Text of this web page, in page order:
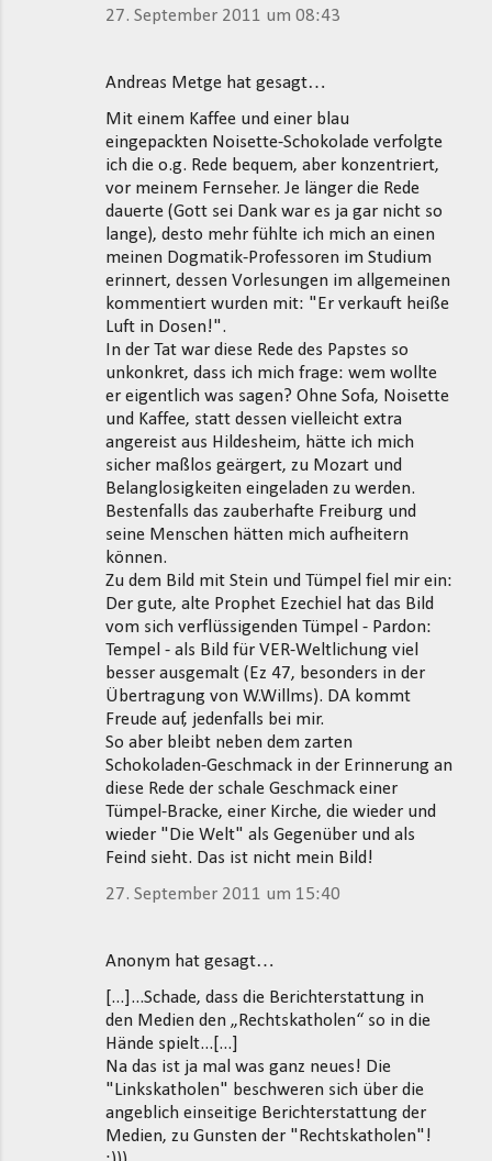
27. September 2011 um 08:43
Andreas Metge hat gesagt…
Mit einem Kaffee und einer blau
eingepackten Noisette-Schokolade verfolgte
ich die o.g. Rede bequem, aber konzentriert,
vor meinem Fernseher. Je länger die Rede
dauerte (Gott sei Dank war es ja gar nicht so
lange), desto mehr fühlte ich mich an einen
meinen Dogmatik-Professoren im Studium
erinnert, dessen Vorlesungen im allgemeinen
kommentiert wurden mit: "Er verkauft heiße
Luft in Dosen!".
In der Tat war diese Rede des Papstes so
unkonkret, dass ich mich frage: wem wollte
er eigentlich was sagen? Ohne Sofa, Noisette
und Kaffee, statt dessen vielleicht extra
angereist aus Hildesheim, hätte ich mich
sicher maßlos geärgert, zu Mozart und
Belanglosigkeiten eingeladen zu werden.
Bestenfalls das zauberhafte Freiburg und
seine Menschen hätten mich aufheitern
können.
Zu dem Bild mit Stein und Tümpel fiel mir ein:
Der gute, alte Prophet Ezechiel hat das Bild
vom sich verflüssigenden Tümpel - Pardon:
Tempel - als Bild für VER-Weltlichung viel
besser ausgemalt (Ez 47, besonders in der
Übertragung von W.Willms). DA kommt
Freude auf, jedenfalls bei mir.
So aber bleibt neben dem zarten
Schokoladen-Geschmack in der Erinnerung an
diese Rede der schale Geschmack einer
Tümpel-Bracke, einer Kirche, die wieder und
wieder "Die Welt" als Gegenüber und als
Feind sieht. Das ist nicht mein Bild!
27. September 2011 um 15:40
Anonym hat gesagt…
[...]...Schade, dass die Berichterstattung in
den Medien den „Rechtskatholen“ so in die
Hände spielt...[...]
Na das ist ja mal was ganz neues! Die
"Linkskatholen" beschweren sich über die
angeblich einseitige Berichterstattung der
Medien, zu Gunsten der "Rechtskatholen"!